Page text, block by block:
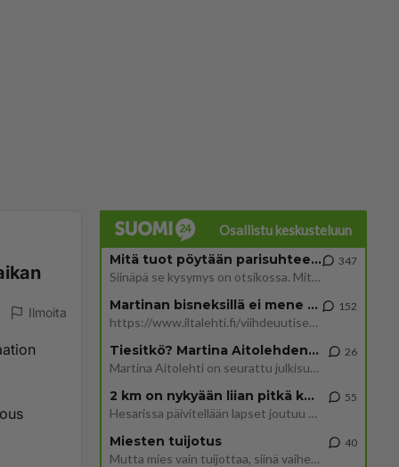
Ilmoita
Osallistu keskusteluun
Mitä tuot pöytään parisuhteessa?
Siinäpä se kysymys on otsikossa. Mitäpä siis tuot/toisit pöytään parisuhteessa? Oletko mies vai nainen? Koetko sen mitä
347
Martinan bisneksillä ei mene hyvin
https://www.iltalehti.fi/viihdeuutiset/a/c46da6ab-340f-4790-aaa7-0865eed2336 Yrityksen konkurssihakemus on tullut kärä
152
Tiesitkö? Martina Aitolehden isäpuoli on tämä suosittu laulaja
Martina Aitolehti on seurattu julkisuuden henkilö. Lähipiiriin mahtuu muitakin tunnettuja henkilöitä. Tiesitkö, että Ma
26
2 km on nykyään liian pitkä koulumatka
Hesarissa päivitellään lapset joutuu nyt kulkemaan 2 km kouluun jösses. Ruostefillarilla tuo matka menee vaikka miten äk
55
Miesten tuijotus
Mutta mies vain tuijottaa, siinä vaiheessa käännän itse pään pois. Mikä juttu? Yleensä jos joku tuijottaa tai katsoo, hä
40